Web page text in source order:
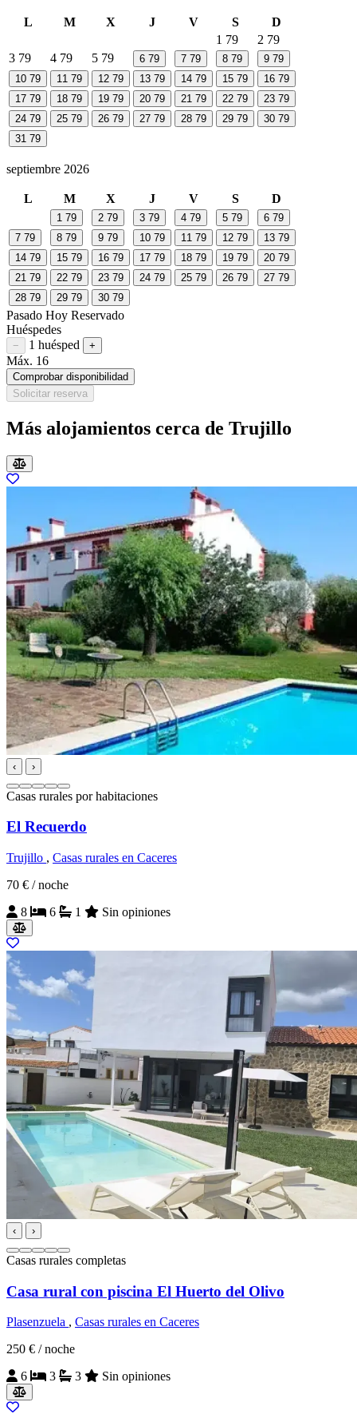
L M X J V S
D
1 79 2 79
3 79 4 79 5 79 6 79 7 79 8 79 9 79
10 79 11 79 12 79 13 79 14 79 15 79 16 79
17 79 18 79 19 79 20 79 21 79 22 79 23 79
24 79 25 79 26 79 27 79 28 79 29 79 30 79
31 79
septiembre 2026
L M X J V S D
1 79 2 79 3 79 4 79 5 79 6 79
7 79 8 79 9 79 10 79 11 79 12 79 13 79
14 79 15 79 16 79 17 79 18 79 19 79 20 79
21 79 22 79 23 79 24 79 25 79 26 79 27 79
28 79 29 79 30 79
Pasado Hoy Reservado
Huéspedes
Restar huésped
− 1 huésped Sumar huésped
+
Máx. 16
Comprobar disponibilidad
Solicitar reserva
Más alojamientos cerca de Trujillo
‹ ›
Casas rurales por habitaciones
El Recuerdo
Trujillo , Casas rurales en Caceres
70 € / noche
8
6 1 Sin opiniones
‹ ›
Casas rurales completas
Casa rural con piscina El Huerto del Olivo
Plasenzuela , Casas rurales en Caceres
250 € / noche
6
3 3 Sin opiniones